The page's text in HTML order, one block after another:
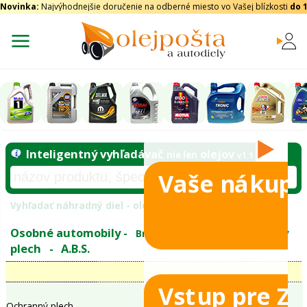
Novinka: Najvýhodnejšie doručenie na odberné miesto vo Vašej blízkosti do
Inteligentný vyhľadávač
Vyhľadať náhradný diel - olejový filter -
Vaše nákupy
Vstup pre